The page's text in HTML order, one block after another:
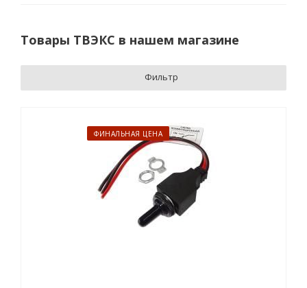
Товары ТВЭКС в нашем магазине
Фильтр
ФИНАЛЬНАЯ ЦЕНА